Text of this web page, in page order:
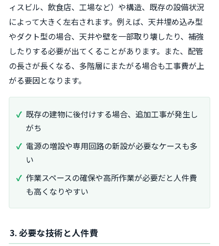
ィスビル、飲食店、工場など）や構造、既存の設備状況
によって大きく左右されます。例えば、天井埋め込み型
やダクト型の場合、天井や壁を一部取り壊したり、補強
したりする必要が出てくることがあります。また、配管
の長さが長くなる、多階層にまたがる場合も工事費が上
がる要因となります。
既存の建物に後付けする場合、追加工事が発生し
がち
電源の増設や専用回路の新設が必要なケースも多
い
作業スペースの確保や高所作業が必要だと人件費
も高くなりやすい
3. 必要な技術と人件費